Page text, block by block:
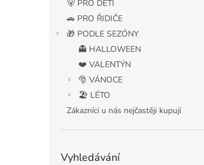
🐻 PRO DĚTI
🚗 PRO ŘIDIČE
🎁 PODLE SEZÓNY
👻 HALLOWEEN
❤️ VALENTÝN
🎅 VÁNOCE
🏖️ LÉTO
Zákazníci u nás nejčastěji kupují
Vyhledávání